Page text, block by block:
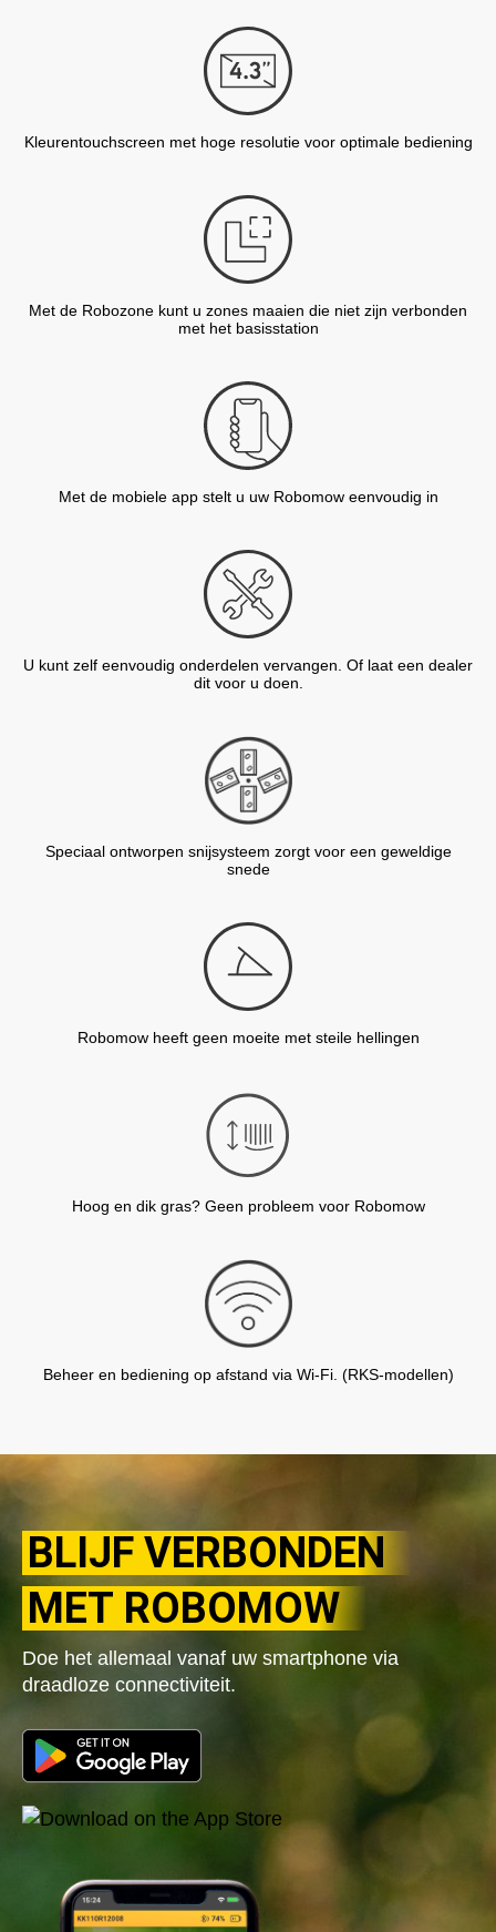
Kleurentouchscreen met hoge resolutie voor optimale bediening
Met de Robozone kunt u zones maaien die niet zijn verbonden
met het basisstation
Met de mobiele app stelt u uw Robomow eenvoudig in
U kunt zelf eenvoudig onderdelen vervangen. Of laat een dealer
dit voor u doen.
Speciaal ontworpen snijsysteem zorgt voor een geweldige
snede
Robomow heeft geen moeite met steile hellingen
Hoog en dik gras? Geen probleem voor Robomow
Beheer en bediening op afstand via Wi-Fi. (RKS-modellen)
BLIJF VERBONDEN
MET ROBOMOW
Doe het allemaal vanaf uw smartphone via
draadloze connectiviteit.